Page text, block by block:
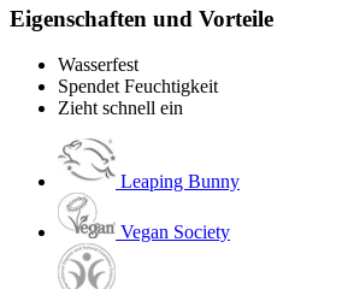
Eigenschaften und Vorteile
Wasserfest
Spendet Feuchtigkeit
Zieht schnell ein
Leaping Bunny
Vegan Society